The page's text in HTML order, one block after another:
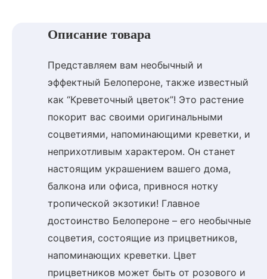
Описание товара
Представляем вам необычный и
эффектный Белопероне, также известный
как “Креветочный цветок”! Это растение
покорит вас своими оригинальными
соцветиями, напоминающими креветки, и
неприхотливым характером. Он станет
настоящим украшением вашего дома,
балкона или офиса, привнося нотку
тропической экзотики! Главное
достоинство Белопероне – его необычные
соцветия, состоящие из прицветников,
напоминающих креветки. Цвет
прицветников может быть от розового и